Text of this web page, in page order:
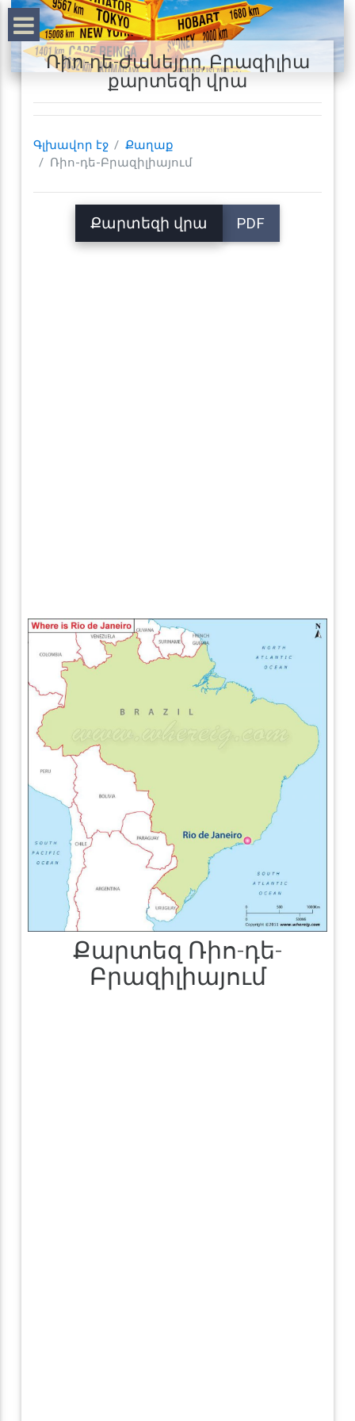
Ռիո-դե-Ժանեյրո, Բրազիլիա
քարտեզի վրա
Գլխավոր էջ
Քաղաք
Ռիո-դե-Բրազիլիայում
Քարտեզի վրա PDF
Քարտեզ Ռիո-դե-
Բրազիլիայում